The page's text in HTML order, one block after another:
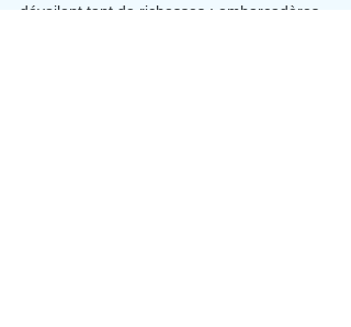
dévoilent tant de richesses : embarcadères,